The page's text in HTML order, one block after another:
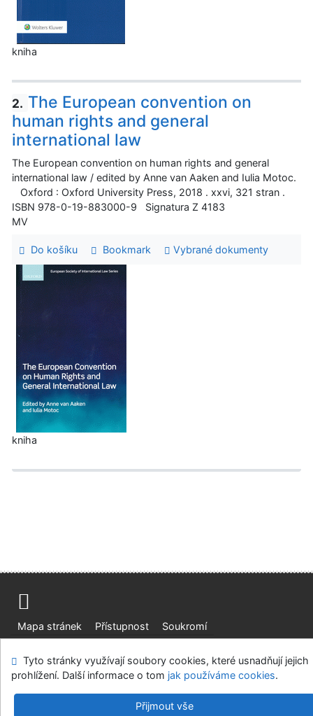
kniha
2. The European convention on
human rights and general
international law
The European convention on human rights and general
international law / edited by Anne van Aaken and Iulia Motoc.
Oxford : Oxford University Press, 2018 . xxvi, 321 stran .
ISBN 978-0-19-883000-9 Signatura Z 4183
MV
Do košíku Bookmark Vybrané dokumenty
kniha
Mapa stránek Přístupnost
Soukromí
Ústavní soud, IČO: 48513687, se sídlem Joštova 625/8,
660 83 Brno
Tyto stránky využívají soubory cookies, které usnadňují jejich
prohlížení. Další informace o tom jak používáme cookies.
Přijmout vše